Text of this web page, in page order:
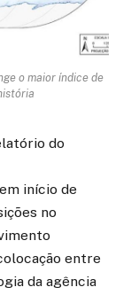
o maior índice de
do
início de
no
entre
da agência